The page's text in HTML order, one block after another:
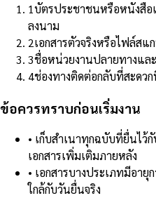
1บัตรประชาชนหรือหนังสือ
ลงนาม
2เอกสารตัวจริงหรือไฟล์ส
3ชื่อหน่วยงานปลายทางแล
4ช่องทางติดต่อกลับที่สะดว
ข้อควรทราบก่อนเริ่มงาน
• เก็บสำเนาทุกฉบับที่ยื่นไว้
เอกสารเพิ่มเติมภายหลัง
• เอกสารบางประเภทมีอายุ
ใกล้กับวันยื่นจริง